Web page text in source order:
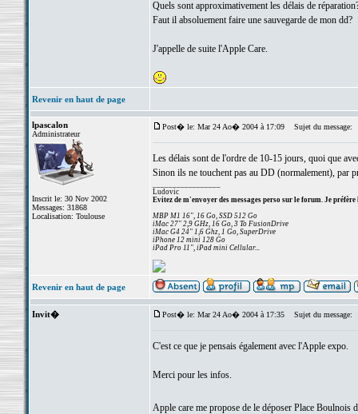
Quels sont approximativement les délais de
Faut il absoluement faire une sauvegarde de mon dd?
J'appelle de suite l'Apple Care.
Revenir en haut de page
lpascalon
Administrateur
Inscrit le: 30 Nov 2002
Messages: 31868
Localisation: Toulouse
Post� le: Mar 24 Ao� 2004 à 17:09 Sujet du message:
Les délais sont de l'ordre de 10-15 jours, quoi que
Sinon ils ne touchent pas au DD (normalement), par
Ludovic
Evitez de m'envoyer des messages perso sur le forum. Je préfère
MBP M1 16", 16 Go, SSD 512 Go
iMac 27" 2,9 GHz, 16 Go, 3 To FusionDrive
iMac G4 24" 1,6 Ghz, 1 Go, SuperDrive
iPhone 12 mini 128 Go
iPad Pro 11", iPad mini Cellular...
Revenir en haut de page
Invit� Post� le: Mar 24 Ao� 2004 à 17:35 Sujet du message:
C'est ce que je pensais également avec l'Apple expo.
Merci pour les infos.
Apple care me propose de le déposer Place Boulnois